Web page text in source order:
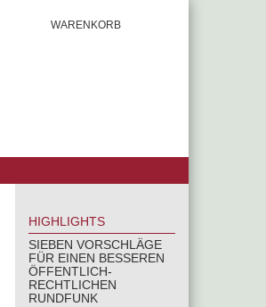
WARENKORB
HIGHLIGHTS
SIEBEN VORSCHLÄGE
FÜR EINEN BESSEREN
ÖFFENTLICH-
RECHTLICHEN
RUNDFUNK